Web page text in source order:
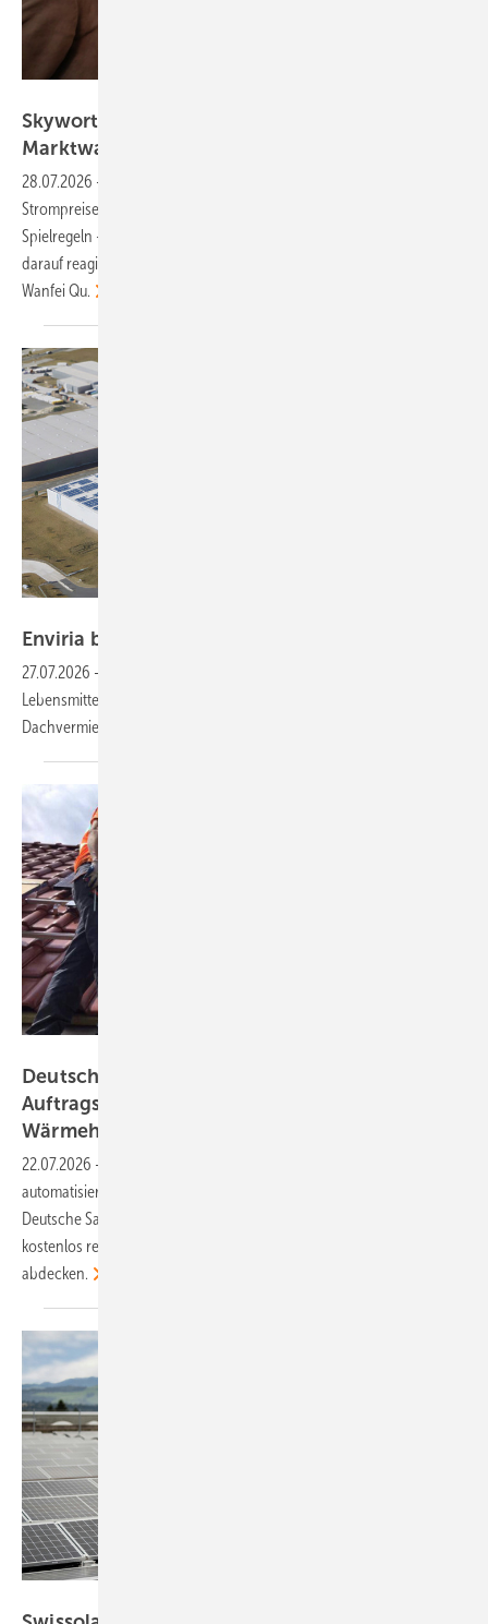
Skyworth Solar: Strategie zwischen
Marktwandel und regionaler
28.07.2026 -
Strompreise und neue industriepolitische Vorgaben verändern die
Spielregeln – besonders für chinesische Anbieter. Wie Skyworth Solar
darauf reagiert und lokale Wertschöpfung in Europa aufbaut, erläutert
Wanfei Qu.
Enviria baut 3,4 Megawatt für
27.07.2026 -
Lebensmittel in Wustermark bei Berlin. Die Finanzierung erfolgt über
Dachvermietung und Stromverkauf an die Nagel
Deutsche Sanierungsberatung startet
Auftragsportal für Solar- und
Wärmehandwerker
22.07.2026 -
automatisiert an der Vergabe der Aufträge teilnehmen, die über die
Deutsche Sanierungsberatung akquiriert werden. Sie müssen sich nur
kostenlos registrieren und ihr Leistungsspektrum hinterlegen, das sie
abdecken.